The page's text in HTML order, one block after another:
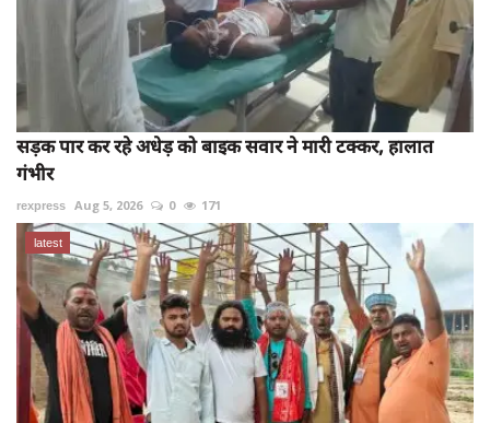
सड़क पार कर रहे अधेड़ को बाइक सवार ने मारी टक्कर, हालात
गंभीर
rexpress Aug 5, 2026 0 171
latest